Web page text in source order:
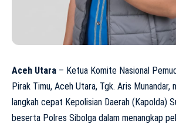
Aceh Utara – Ketua Komite Nasional
Pirak Timu, Aceh Utara, Tgk. Aris Munandar,
langkah cepat Kepolisian Daerah (Kapolda)
beserta Polres Sibolga dalam menangkap